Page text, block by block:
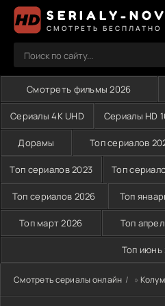
SERIALY-
СМОТРЕТЬ БЕСПЛАТНО
Смотреть фильмы 2026
Сериалы 4K UHD Сериалы HD
Дорамы Топ сериалов
Топ сериалов 2023 Топ
Топ сериалов 2026 Топ
Топ март 2026 Топ
Топ июнь
Смотреть сериалы онлайн »